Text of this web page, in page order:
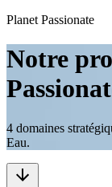
Planet Passionate
Notre
4 domaines
Eau.